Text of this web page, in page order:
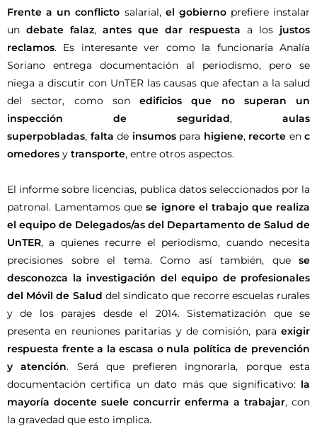
Frente a un conflicto salarial, el gobiernoprefiere instalar
un debate falaz, antes que dar respuesta a los justos
reclamos. Es interesante ver como la funcionaria Analía
Soriano entrega documentación al periodismo, pero se
niega a discutir con UnTER las causas que afectan a la salud
del sector, como son edificios que no superan un
inspección de seguridad, aulas
superpobladas, falta de insumos para higiene,recorte en c
omedores y transporte, entre otros aspectos.
El informe sobre licencias, publica datos seleccionados por la
patronal. Lamentamos quese ignore el trabajo que realiza
el equipo de Delegados/as del Departamento de Salud de
UnTER, a quienes recurre el periodismo, cuando necesita
precisiones sobre el tema. Como así también, que se
desconozca la investigación del equipo de profesionales
del Móvil de Salud del sindicato que recorre escuelas rurales
y de los parajes desde el 2014. Sistematización que se
presenta en reuniones paritarias y de comisión, para exigir
respuesta frente a la escasa o nula política de prevención
y atención. Será que prefieren ingnorarla, porque esta
documentación certifica un dato más que significativo: la
mayoría docente suele concurrir enferma a trabajar, con
la gravedad que esto implica.